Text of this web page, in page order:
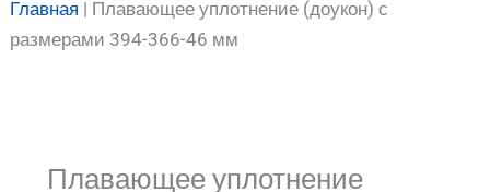
Главная | Плавающее уплотнение (доукон) с
размерами 394-366-46 мм
Плавающее уплотнение